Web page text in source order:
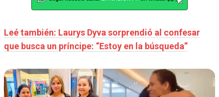
Leé también: Laurys Dyva sorprendió al confesar
que busca un príncipe: “Estoy en la búsqueda”